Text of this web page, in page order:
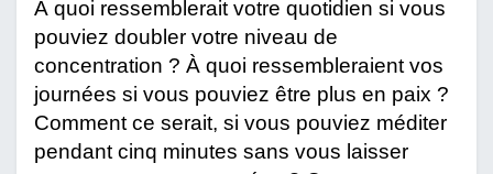
À quoi ressemblerait votre quotidien si vous
pouviez doubler votre niveau de
concentration ? À quoi ressembleraient vos
journées si vous pouviez être plus en paix ?
Comment ce serait, si vous pouviez méditer
pendant cinq minutes sans vous laisser